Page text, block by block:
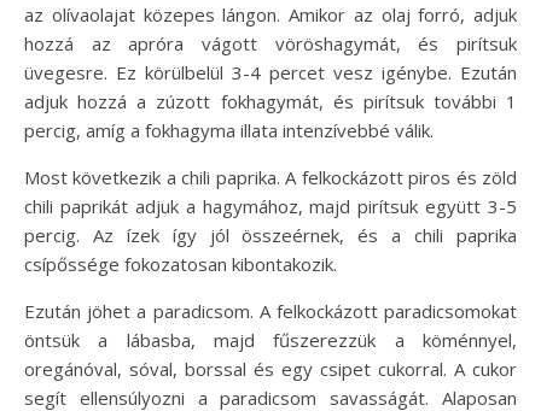
az olívaolajat közepes lángon. Amikor az olaj forró, adjuk
hozzá az apróra vágott vöröshagymát, és pirítsuk
üvegesre. Ez körülbelül 3-4 percet vesz igénybe. Ezután
adjuk hozzá a zúzott fokhagymát, és pirítsuk további 1
percig, amíg a fokhagyma illata intenzívebbé válik.
Most következik a chili paprika. A felkockázott piros és zöld
chili paprikát adjuk a hagymához, majd pirítsuk együtt 3-5
percig. Az ízek így jól összeérnek, és a chili paprika
csípőssége fokozatosan kibontakozik.
Ezután jöhet a paradicsom. A felkockázott paradicsomokat
öntsük a lábasba, majd fűszerezzük a köménnyel,
oregánóval, sóval, borssal és egy csipet cukorral. A cukor
segít ellensúlyozni a paradicsom savasságát. Alaposan